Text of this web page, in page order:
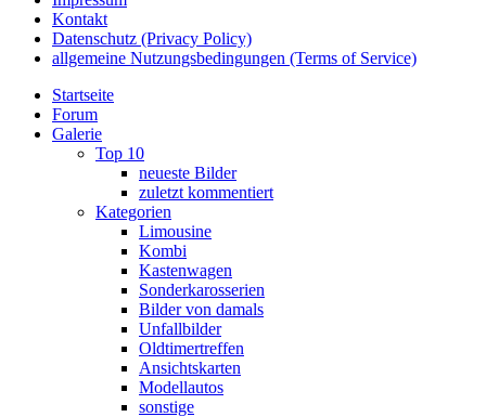
Kontakt
Datenschutz (Privacy Policy)
allgemeine Nutzungsbedingungen (Terms of Service)
Startseite
Forum
Galerie
Top 10
neueste Bilder
zuletzt kommentiert
Kategorien
Limousine
Kombi
Kastenwagen
Sonderkarosserien
Bilder von damals
Unfallbilder
Oldtimertreffen
Ansichtskarten
Modellautos
sonstige